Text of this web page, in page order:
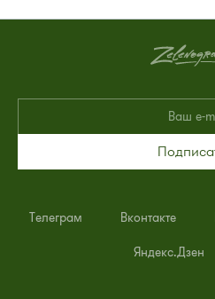
Телеграм Вконтакте
Яндекс.Дзен